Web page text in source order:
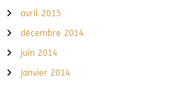
avril 2015
décembre 2014
juin 2014
janvier 2014